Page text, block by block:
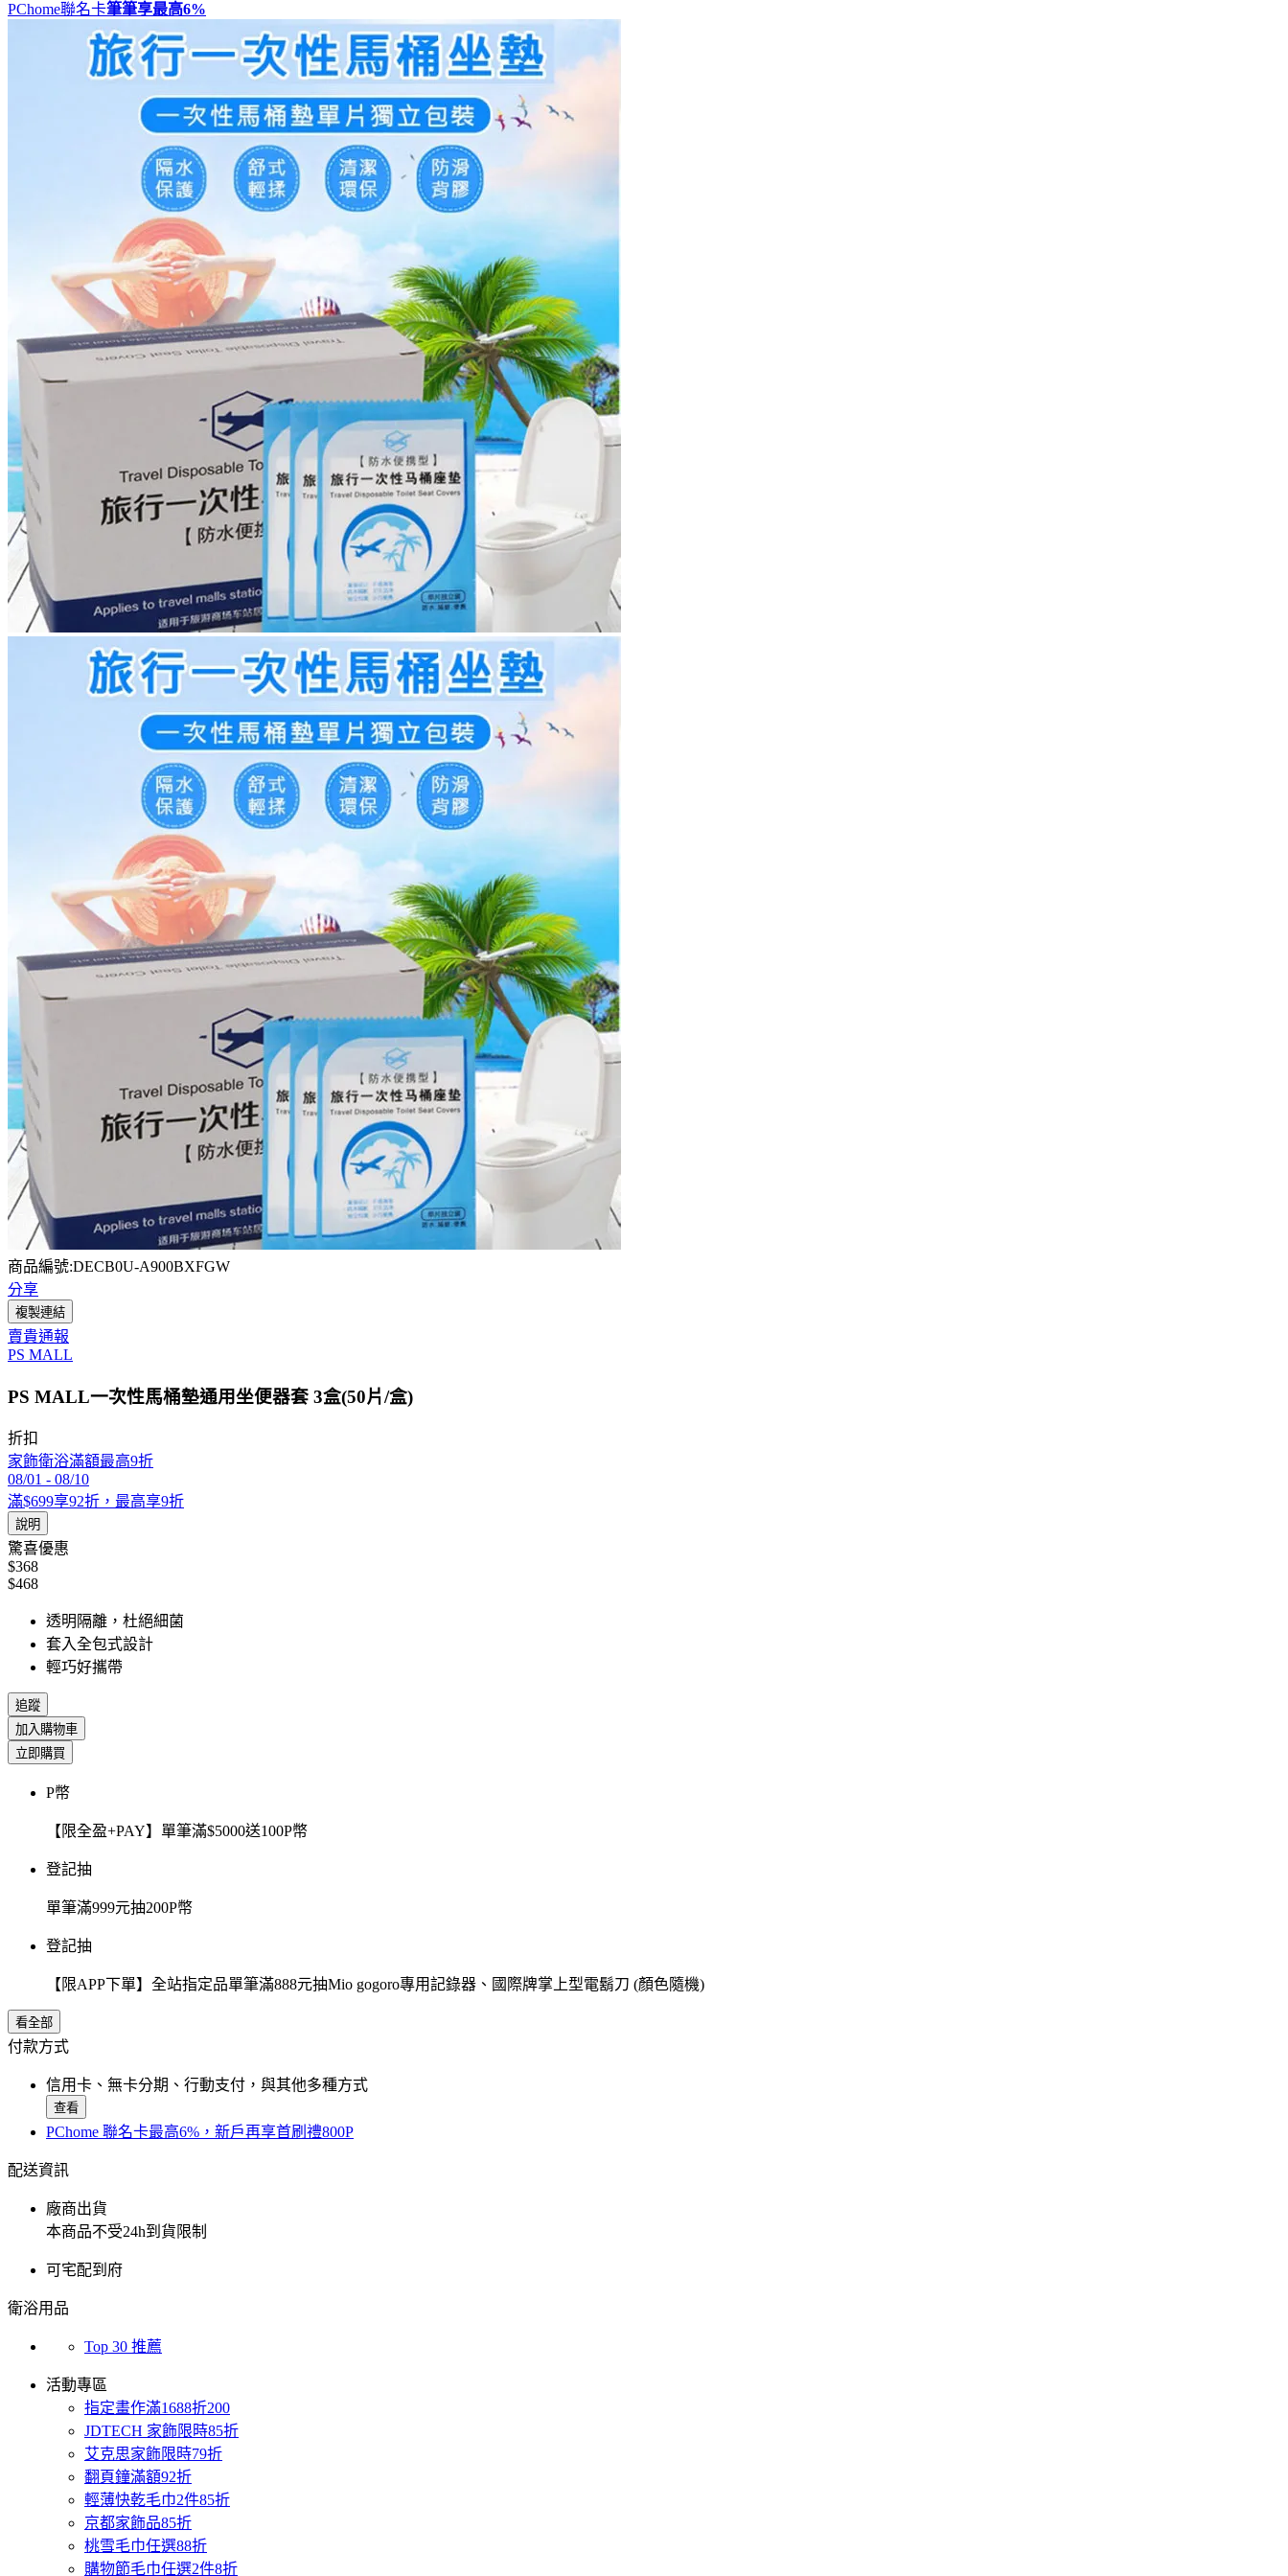
PChome聯名卡筆筆享最高6%
商品編號:DECB0U-A900BXFGW
分享
複製連結
賣貴通報
PS MALL
PS MALL一次性馬桶墊通用坐便器套 3盒(50片/盒)
折扣
家飾衛浴滿額最高9折
08/01 - 08/10
滿$699享92折，最高享9折
說明
驚喜優惠
$368
$468
透明隔離，杜絕細菌
套入全包式設計
輕巧好攜帶
追蹤
加入購物車
立即購買
P幣
【限全盈+PAY】單筆滿$5000送100P幣
登記抽
單筆滿999元抽200P幣
登記抽
【限APP下單】全站指定品單筆滿888元抽Mio gogoro專用記錄器、國際牌掌上型電鬍刀 (顏色隨機)
看全部
付款方式
信用卡、無卡分期、行動支付，與其他多種方式
查看
PChome 聯名卡最高6%，新戶再享首刷禮800P
配送資訊
廠商出貨
本商品不受24h到貨限制
可宅配到府
衛浴用品
Top 30 推薦
活動專區
指定畫作滿1688折200
JDTECH 家飾限時85折
艾克思家飾限時79折
翻頁鐘滿額92折
輕薄快乾毛巾2件85折
京都家飾品85折
桃雪毛巾任選88折
購物節毛巾任選2件8折